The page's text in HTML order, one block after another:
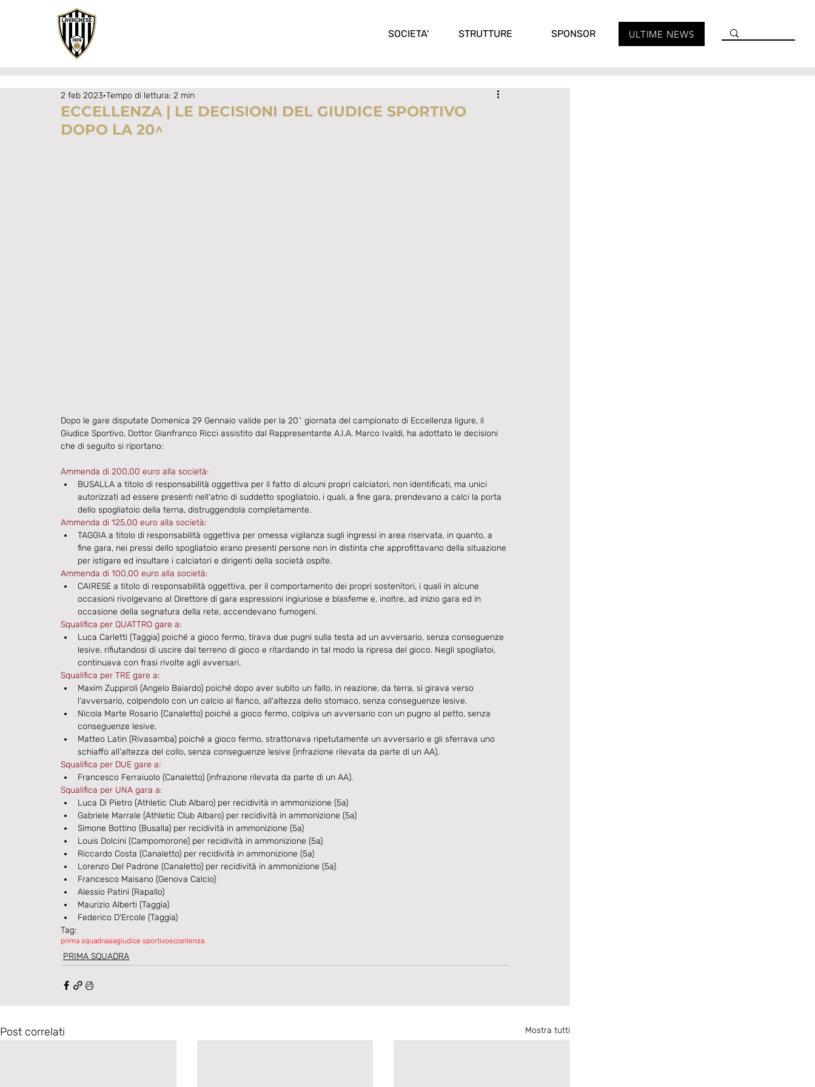
SOCIETA' STRUTTURE SPONSOR ULTIME NEWS
ECCELLENZA | LE DECISIONI DEL GIUDICE SPORTIVO
DOPO LA 20^
2 feb 2023 Tempo di lettura: 2 min
Dopo le gare disputate Domenica 29 Gennaio valide per la 20^ giornata del campionato di Eccellenza ligure, il
Giudice Sportivo, Dottor Gianfranco Ricci assistito dal Rappresentante A.I.A. Marco Ivaldi, ha adottato le decisioni
che di seguito si riportano:
Ammenda di 200,00 euro alla società:
BUSALLA a titolo di responsabilità oggettiva per il fatto di alcuni propri calciatori, non identificati, ma unici
autorizzati ad essere presenti nell'atrio di suddetto spogliatoio, i quali, a fine gara, prendevano a calci la porta
dello spogliatoio della terna, distruggendola completamente.
Ammenda di 125,00 euro alla società:
TAGGIA a titolo di responsabilità oggettiva per omessa vigilanza sugli ingressi in area riservata, in quanto, a
fine gara, nei pressi dello spogliatoio erano presenti persone non in distinta che approfittavano della situazione
per istigare ed insultare i calciatori e dirigenti della società ospite.
Ammenda di 100,00 euro alla società:​
CAIRESE a titolo di responsabilità oggettiva, per il comportamento dei propri sostenitori, i quali in alcune
occasioni rivolgevano al Direttore di gara espressioni ingiuriose e blasfeme e, inoltre, ad inizio gara ed in
occasione della segnatura della rete, accendevano fumogeni.
Squalifica per QUATTRO gare a:
Luca Carletti (Taggia) poiché a gioco fermo, tirava due pugni sulla testa ad un avversario, senza conseguenze
lesive, rifiutandosi di uscire dal terreno di gioco e ritardando in tal modo la ripresa del gioco. Negli spogliatoi,
continuava con frasi rivolte agli avversari.
Squalifica per TRE gare a:
Maxim Zuppiroli (Angelo Baiardo) poiché dopo aver subìto un fallo, in reazione, da terra, si girava verso
l'avversario, colpendolo con un calcio al fianco, all'altezza dello stomaco, senza conseguenze lesive.
Nicola Marte Rosario (Canaletto) poiché a gioco fermo, colpiva un avversario con un pugno al petto, senza
conseguenze lesive.
Matteo Latin (Rivasamba) poiché a gioco fermo, strattonava ripetutamente un avversario e gli sferrava uno
schiaffo all'altezza del collo, senza conseguenze lesive (infrazione rilevata da parte di un AA).
Squalifica per DUE gare a:
Francesco Ferraiuolo (Canaletto) (infrazione rilevata da parte di un AA).
Squalifica per UNA gara a:
Luca Di Pietro (Athletic Club Albaro) per recidività in ammonizione (5a)
Gabriele Marrale (Athletic Club Albaro) per recidività in ammonizione (5a)
Simone Bottino (Busalla) per recidività in ammonizione (5a)
Louis Dolcini (Campomorone) per recidività in ammonizione (5a)
Riccardo Costa (Canaletto) per recidività in ammonizione (5a)
Lorenzo Del Padrone (Canaletto) per recidività in ammonizione (5a)
Francesco Maisano (Genova Calcio)
Alessio Patini (Rapallo)
Maurizio Alberti (Taggia)
Federico D'Ercole (Taggia)
Tag:
prima squadraaiagiudice sportivoeccellenza
PRIMA SQUADRA
Post correlati Mostra tutti